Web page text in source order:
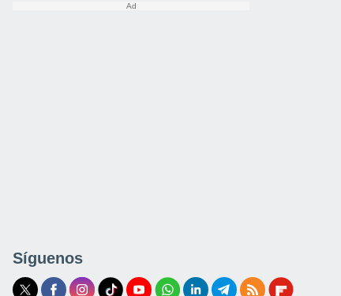
Síguenos